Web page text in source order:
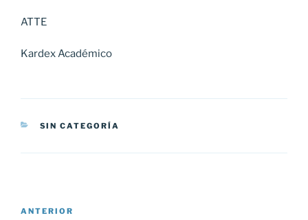
ATTE
Kardex Académico
CATEGORÍAS
SIN CATEGORÍA
Navegación
Entrada
ANTERIOR